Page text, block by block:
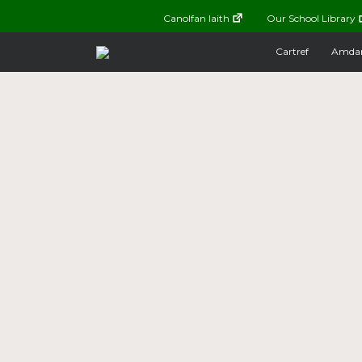
Canolfan Iaith Our School Library
Cartref